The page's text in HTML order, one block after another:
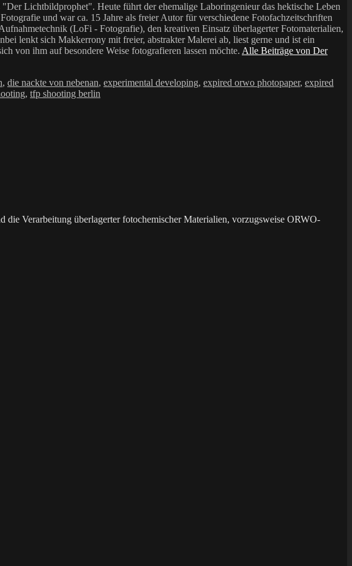
Lichtbildprophet". Heute führt der ehemalige Laboringenieur das hektische Leben
und war ca. 15 Jahre als freier Autor für verschiedene Fotofachzeitschriften
(LoFi - Fotografie), den kreativen Einsatz überlagerter Fotomaterialien,
lenkt sich Makkerrony mit freier, abstrakter Malerei ab, liest gerne und ist ein
von ihm auf besondere Weise fotografieren lassen möchte. Alle Beiträge von Der
, die nackte von nebenan, experimental developing, expired orwo photopaper, expired
, tfp shooting berlin
Verarbeitung überlagerter fotochemischer Materialien, vorzugsweise ORWO-